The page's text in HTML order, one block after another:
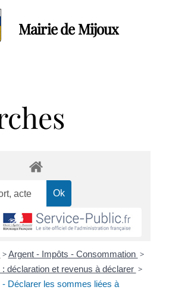
Mairie de Mijoux
> Argent - Impôts - Consommation >
déclaration et revenus à déclarer >
Déclarer les sommes liées à